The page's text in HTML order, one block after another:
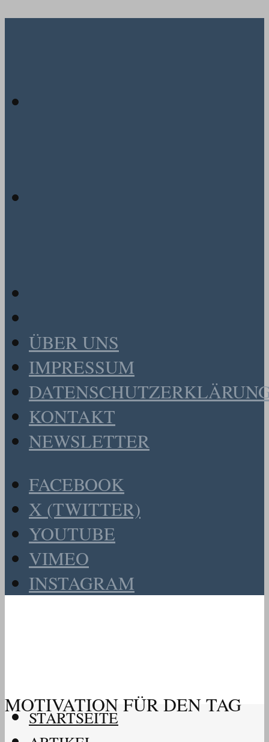
ÜBER UNS
IMPRESSUM
KONTAKT
NEWSLETTER
FACEBOOK
X (TWITTER)
YOUTUBE
VIMEO
INSTAGRAM
MOTIVATION FÜR DEN TAG
STARTSEITE